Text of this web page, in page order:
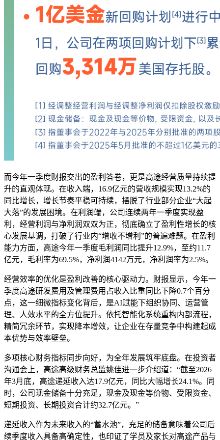
而今年一季度财报交出的盈利答卷，更是高途经营质量持续提
升的直观体现。在收入端，16.9亿元的营收规模实现13.2%的
同比增长，增长节奏平稳可持续，摆脱了行业部分企业“大起
大落”的发展困境。在利润端，公司连续两年一季度实现盈
利，经营利润与净利润双双为正，彻底确立了盈利性增长的核
心发展基调，打破了行业内“增收不增利”的普遍难题。在盈利
能力方面，高途今年一季度毛利润同比提升12.9%，至约11.7
亿元，毛利率为69.5%，净利润4142万元，净利润率为2.5%。
经营效率的优化是盈利改善的核心驱动力。财报显示，今年一
季度高途研发费用及管理费用占收入比重同比下降0.7个百分
点，这一细微指标变化背后，是AI赋能下组织协同、运营管
理、人效水平的全方位提升。依托智能化系统重构内部流程，
精简冗余环节，实现降本增效，让企业在存量竞争中构建起成
本优势与效率壁垒。
多项核心财务指标同步向好，为全年发展筑牢底盘。在投资者
沟通会上，高途高级财务总监姚佳进一步介绍道：“截至2026
年3月底，高途递延收入达17.9亿元，同比大幅增长24.1%。同
时，公司现金储备十分充足，现金及现金等价物、受限资金、
短期投资、长期投资合计约32.7亿元。”
递延收入作为未来收入的“蓄水池”，充足的储备意味着公司后
续季度收入具备高确定性，也印证了学员及家长对高途产品与